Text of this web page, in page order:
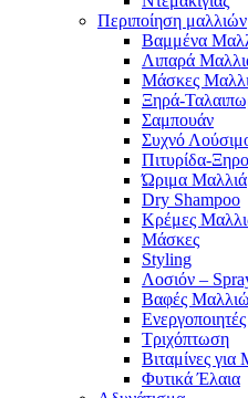
Περιποίηση μαλλιών
Βαμμένα
Λιπαρά
Μάσκες
Ξηρά-
Σαμπουάν
Συχνό
Πιτυρίδα-
Ώριμα Μαλλιά
Dry Shampoo
Κρέμες
Μάσκες
Styling
Λοσιόν –
Βαφές
Τριχόπτωση
Βιταμίνες για
Φυτικά Έλαια